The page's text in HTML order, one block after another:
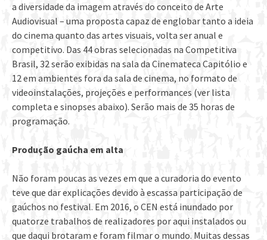
a diversidade da imagem através do conceito de Arte
Audiovisual – uma proposta capaz de englobar tanto a ideia
do cinema quanto das artes visuais, volta ser anual e
competitivo. Das 44 obras selecionadas na Competitiva
Brasil, 32 serão exibidas na sala da Cinemateca Capitólio e
12 em ambientes fora da sala de cinema, no formato de
videoinstalações, projeções e performances (ver lista
completa e sinopses abaixo). Serão mais de 35 horas de
programação.
Produção gaúcha em alta
Não foram poucas as vezes em que a curadoria do evento
teve que dar explicações devido à escassa participação de
gaúchos no festival. Em 2016, o CEN está inundado por
quatorze trabalhos de realizadores por aqui instalados ou
que daqui brotaram e foram filmar o mundo. Muitas dessas